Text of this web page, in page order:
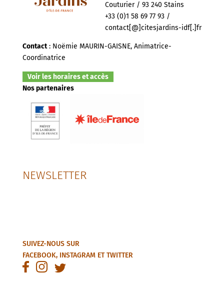
Couturier / 93 240 Stains
+33 (0)1 58 69 77 93 /
contact[@]citesjardins-idf[.]fr
Contact: Noëmie MAURIN-GAISNE, Animatrice-
Coordinatrice
Voir les horaires et accès
Nos partenaires
NEWSLETTER
SUIVEZ-NOUS SUR
FACEBOOK, INSTAGRAMETTWITTER